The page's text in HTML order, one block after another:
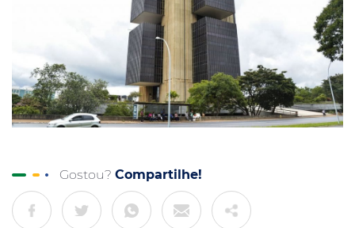
Gostou? Compartilhe!